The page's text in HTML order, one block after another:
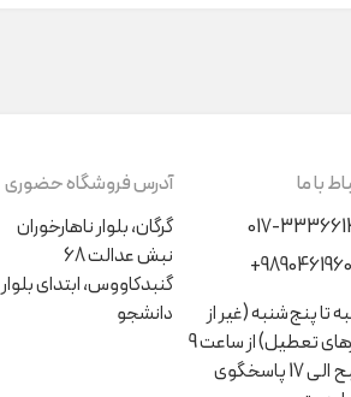
با ما
017-
تا پنج‌شنبه (غیر از
روزهای تعطیل) از ساعت 9
صبح الی 17 پاسخگوی
آدرس فروشگاه حضوری
گرگان، بلوار ناهارخوران
نبش عدالت 68
گنبدکاووس، ابتدای بلوار
دانشجو